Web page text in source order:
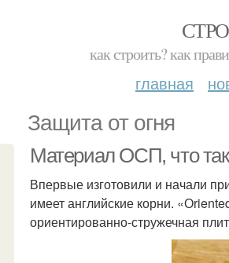
как строить? как
главная
Защита от огня
Материал ОСП, что
Впервые изготовили и начали
имеет английские корни.
ориентированно-стружечная